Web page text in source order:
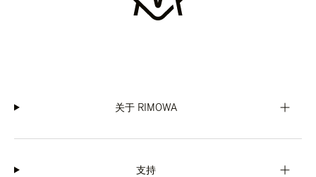
关于 RIMOWA
支持